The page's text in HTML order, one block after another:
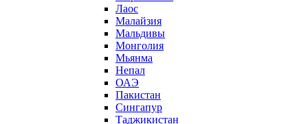
Лаос
Малайзия
Мальдивы
Монголия
Мьянма
Непал
ОАЭ
Пакистан
Сингапур
Таджикистан